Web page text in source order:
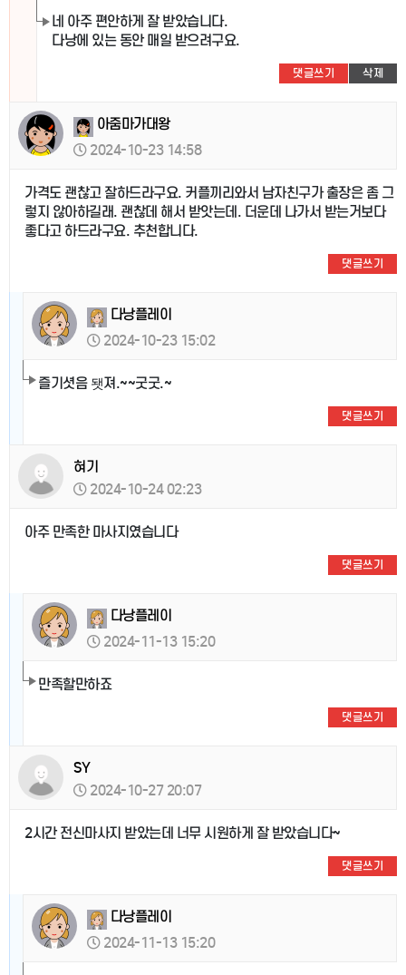
네 아주 편안하게 잘 받았습니다.
다낭에 있는 동안 매일 받으려구요.
댓글쓰기 삭제
아줌마가대왕
2024-10-23 14:58
가격도 괜찮고 잘하드라구요. 커플끼리와서 남자친구가 출장은 좀 그
렇지 않아하길래. 괜찮데 해서 받앗는데. 더운데 나가서 받는거보다
좋다고 하드라구요. 추천합니다.
댓글쓰기
다낭플레이
2024-10-23 15:02
즐기셧음 됏져.~~굿굿.~
댓글쓰기
혀기
2024-10-24 02:23
아주 만족한 마사지였습니다
댓글쓰기
다낭플레이
2024-11-13 15:20
만족할만하죠
댓글쓰기
SY
2024-10-27 20:07
2시간 전신마사지 받았는데 너무 시원하게 잘 받았습니다~
댓글쓰기
다낭플레이
2024-11-13 15:20